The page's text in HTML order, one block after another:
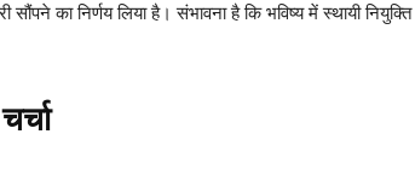
का निर्णय लिया है। संभावना है कि भविष्य में स्थायी नियुक्ति